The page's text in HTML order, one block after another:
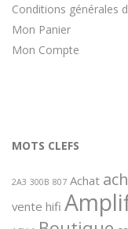
Conditions générales
Mon Panier
Mon Compte
MOTS CLEFS
2A3 300B 807 Achat
vente hifi